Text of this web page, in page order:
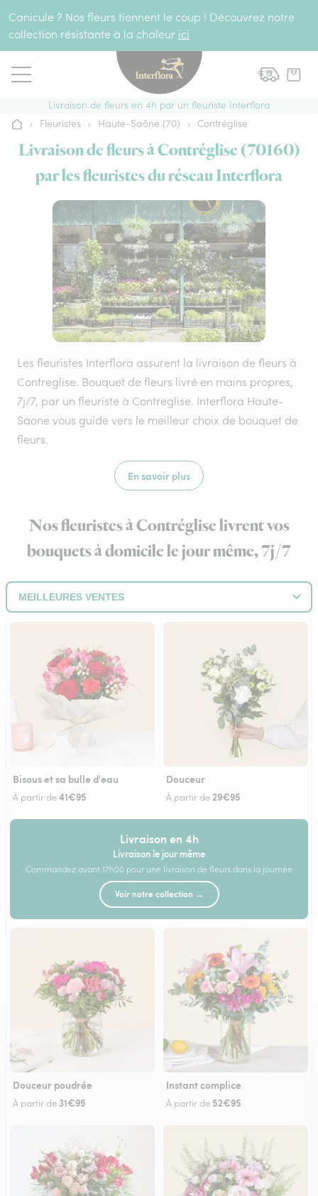
Canicule ? Nos fleurs tiennent le coup ! Découvrez notre
collection résistante à la chaleur ici
Livraison de fleurs en 4h par un fleuriste Interflora
Accueil
› Fleuristes › Haute-Saône (70) › Contréglise
Livraison de fleurs à Contréglise (70160)
par les fleuristes du réseau Interflora
Les fleuristes Interflora assurent la livraison de fleurs à
Contreglise. Bouquet de fleurs livré en mains propres,
7j/7, par un fleuriste à Contreglise. Interflora Haute-
Saone vous guide vers le meilleur choix de bouquet de
fleurs.
En savoir plus
Nos fleuristes à Contréglise livrent vos
bouquets à domicile le jour même, 7j/7
Bisous et sa bulle d'eau
À partir de41€95
Douceur
À partir de29€95
Livraison en 4h
Livraison le jour même
Commandez avant 17h00 pour une livraison de fleurs dans la journée
Voir notre collection →
Douceur poudrée
À partir de 31€95
Instant complice
À partir de 52€95